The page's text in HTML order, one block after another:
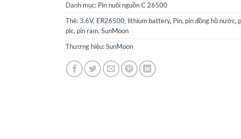
Danh mục: Pin nuôi nguồn C 26500
Thẻ:3.6V, ER26500, lithium battery, Pin, pin đồng hồ nước,
plc, pin ram, SunMoon
Thương hiệu:SunMoon